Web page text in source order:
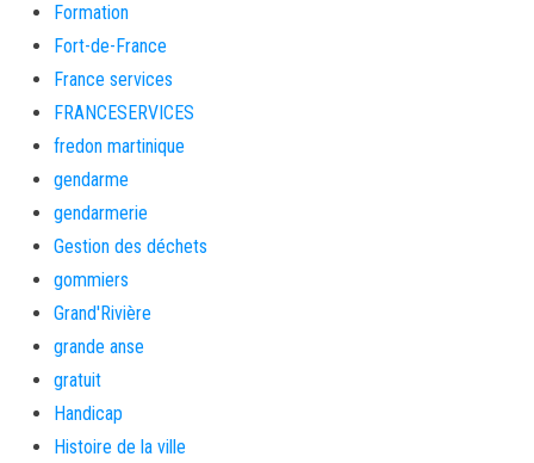
Formation
Fort-de-France
France services
FRANCESERVICES
fredon martinique
gendarme
gendarmerie
Gestion des déchets
gommiers
Grand'Rivière
grande anse
gratuit
Handicap
Histoire de la ville